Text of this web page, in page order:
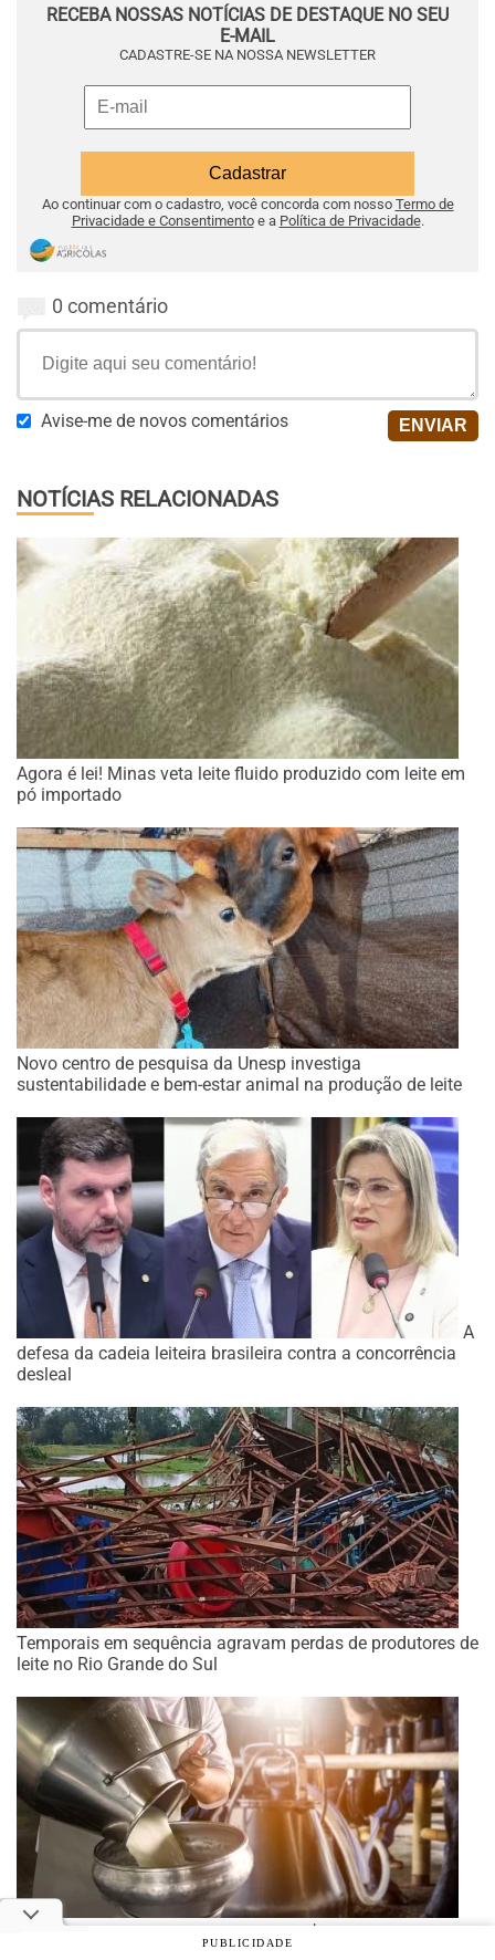
RECEBA NOSSAS NOTÍCIAS DE DESTAQUE NO SEU
E-MAIL
CADASTRE-SE NA NOSSA NEWSLETTER
Ao continuar com o cadastro, você concorda com nosso Termo de
Privacidade e Consentimentoe a Política de Privacidade.
0 comentário
Avise-me de novos comentários
NOTÍCIAS RELACIONADAS
Agora é lei! Minas veta leite fluido produzido com leite em
pó importado
Novo centro de pesquisa da Unesp investiga
sustentabilidade e bem-estar animal na produção de leite
A
defesa da cadeia leiteira brasileira contra a concorrência
desleal
Temporais em sequência agravam perdas de produtores de
leite no Rio Grande do Sul
Para julho, Conseleite projeta leite a R$ 2,5005
PUBLICIDADE